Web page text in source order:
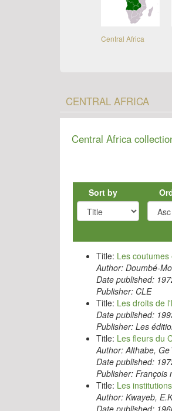
Central Africa
CENTRAL AFRICA
Central Africa
Sort by
Title: Les
Author: Doumbé-
Date published:
Publisher: CLE
Title: Les droits de
Date published:
Publisher: Les
Title: Les fleurs du
Author:Althabe,
Date published:
Publisher: François
Title: Les
Author: Kwayeb,